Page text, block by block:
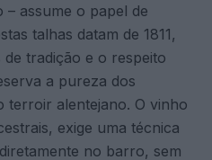
assume o papel de
talhas datam de 1811,
tradição e o respeito
a pureza dos
terroir alentejano. O vinho
exige uma técnica
no barro, sem